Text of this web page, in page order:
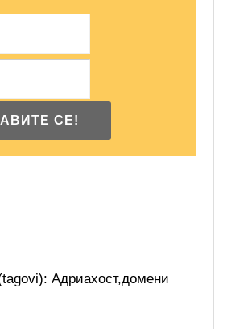
Адриахост,домени